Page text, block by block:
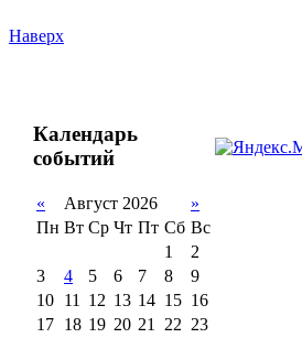
Наверх
Календарь
событий
« Август 2026
»
Пн Вт Ср Чт Пт Сб Вс
1
2
3
4 5 6 7 8
9
10 11 12 13 14 15 16
17 18 19 20 21 22 23